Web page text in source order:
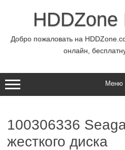
содержимомуHDDZone
Добро пожаловать на
онлайн,
Меню
100306336
жесткого диска